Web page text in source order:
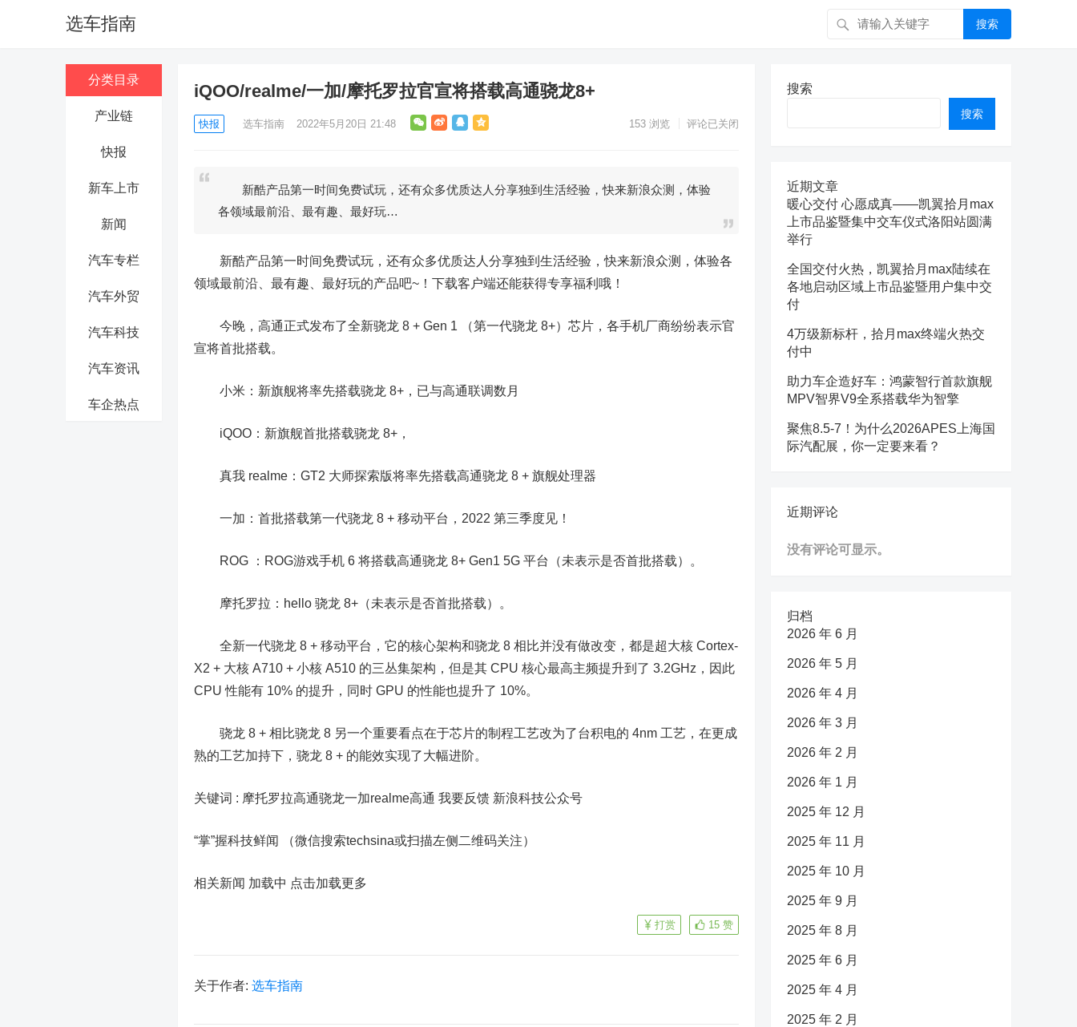
选车指南 搜索
分类目录
产业链
快报
新车上市
新闻
汽车专栏
汽车外贸
汽车科技
汽车资讯
车企热点
iQOO/realme/一加/摩托罗拉官宣将搭载高通骁龙8+
快报 选车指南 2022年5月20日 21:48 153 浏览 评论已关闭
新酷产品第一时间免费试玩，还有众多优质达人分享独到生活经验，快来新浪众测，体验
各领域最前沿、最有趣、最好玩…
新酷产品第一时间免费试玩，还有众多优质达人分享独到生活经验，快来新浪众测，体验各
领域最前沿、最有趣、最好玩的产品吧~！下载客户端还能获得专享福利哦！
今晚，高通正式发布了全新骁龙 8 + Gen 1 （第一代骁龙 8+）芯片，各手机厂商纷纷表示官
宣将首批搭载。
小米：新旗舰将率先搭载骁龙 8+，已与高通联调数月
iQOO：新旗舰首批搭载骁龙 8+，
真我 realme：GT2 大师探索版将率先搭载高通骁龙 8 + 旗舰处理器
一加：首批搭载第一代骁龙 8 + 移动平台，2022 第三季度见！
ROG ：ROG游戏手机 6 将搭载高通骁龙 8+ Gen1 5G 平台（未表示是否首批搭载）。
摩托罗拉：hello 骁龙 8+（未表示是否首批搭载）。
全新一代骁龙 8 + 移动平台，它的核心架构和骁龙 8 相比并没有做改变，都是超大核 Cortex-
X2 + 大核 A710 + 小核 A510 的三丛集架构，但是其 CPU 核心最高主频提升到了 3.2GHz，因此
CPU 性能有 10% 的提升，同时 GPU 的性能也提升了 10%。
骁龙 8 + 相比骁龙 8 另一个重要看点在于芯片的制程工艺改为了台积电的 4nm 工艺，在更成
熟的工艺加持下，骁龙 8 + 的能效实现了大幅进阶。
关键词 : 摩托罗拉高通骁龙一加realme高通 我要反馈 新浪科技公众号
“掌”握科技鲜闻 （微信搜索techsina或扫描左侧二维码关注）
相关新闻 加载中 点击加载更多
15 赞
打赏
关于作者: 选车指南
搜索
搜索
近期文章
暖心交付 心愿成真——凯翼拾月max
上市品鉴暨集中交车仪式洛阳站圆满
举行
全国交付火热，凯翼拾月max陆续在
各地启动区域上市品鉴暨用户集中交
付
4万级新标杆，拾月max终端火热交
付中
助力车企造好车：鸿蒙智行首款旗舰
MPV智界V9全系搭载华为智擎
聚焦8.5-7！为什么2026APES上海国
际汽配展，你一定要来看？
近期评论
没有评论可显示。
归档
2026 年 6 月
2026 年 5 月
2026 年 4 月
2026 年 3 月
2026 年 2 月
2026 年 1 月
2025 年 12 月
2025 年 11 月
2025 年 10 月
2025 年 9 月
2025 年 8 月
2025 年 6 月
2025 年 4 月
2025 年 2 月